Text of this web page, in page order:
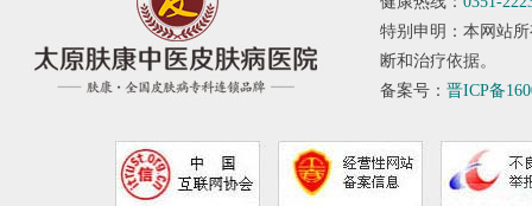
特别申明：本网站
断和治疗依据。
备案号： 晋ICP备